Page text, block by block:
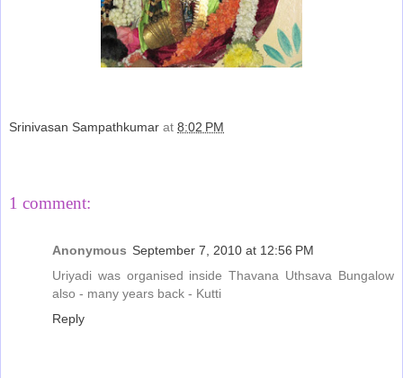
Srinivasan Sampathkumar at 8:02 PM
1 comment:
Anonymous September 7, 2010 at 12:56 PM
Uriyadi was organised inside Thavana Uthsava Bungalow
also - many years back - Kutti
Reply